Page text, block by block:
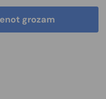
grozam